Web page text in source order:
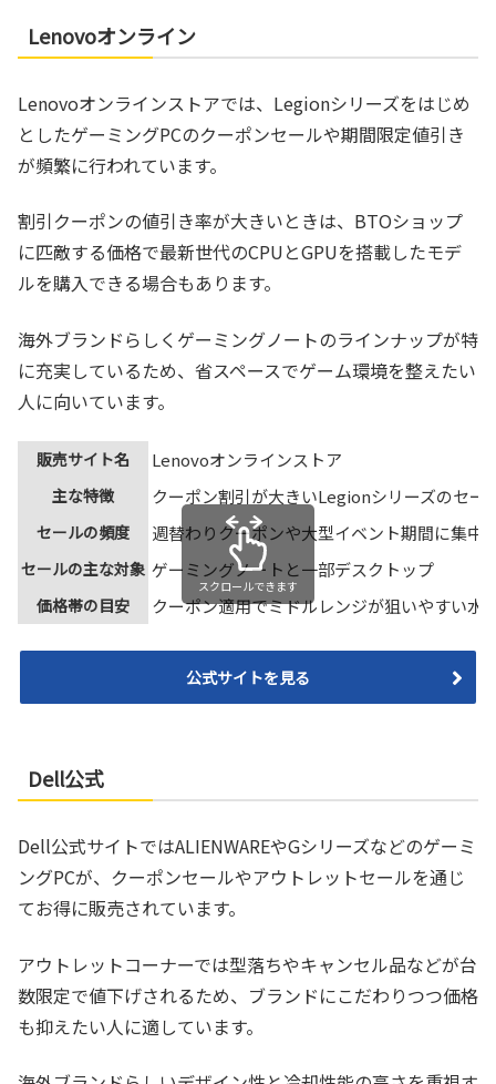
Lenovoオンライン
Lenovoオンラインストアでは、Legionシリーズをはじめ
としたゲーミングPCのクーポンセールや期間限定値引き
が頻繁に行われています。
割引クーポンの値引き率が大きいときは、BTOショップ
に匹敵する価格で最新世代のCPUとGPUを搭載したモデ
ルを購入できる場合もあります。
海外ブランドらしくゲーミングノートのラインナップが特
に充実しているため、省スペースでゲーム環境を整えたい
人に向いています。
販売サイト名 Lenovoオンラインストア
主な特徴 クーポン割引が大きいLegionシリーズのセー
セールの頻度 週替わりクーポンや大型イベント期間に集中
セールの主な対象 ゲーミングノートと一部デスクトップ
価格帯の目安 クーポン適用でミドルレンジが狙いやすい水
スクロールできます
公式サイトを見る
Dell公式
Dell公式サイトではALIENWAREやGシリーズなどのゲーミ
ングPCが、クーポンセールやアウトレットセールを通じ
てお得に販売されています。
アウトレットコーナーでは型落ちやキャンセル品などが台
数限定で値下げされるため、ブランドにこだわりつつ価格
も抑えたい人に適しています。